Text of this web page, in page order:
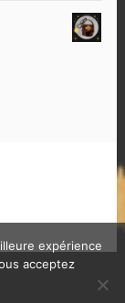
expérience
acceptez